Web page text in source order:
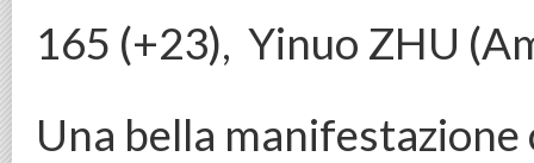
165 (+23), Yinuo ZHU
Una bella